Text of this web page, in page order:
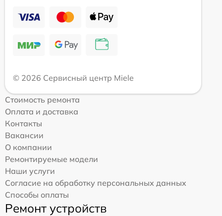
© 2026 Сервисный центр Miele
Стоимость ремонта
Оплата и доставка
Контакты
Вакансии
О компании
Ремонтируемые модели
Наши услуги
Согласие на обработку персональных данных
Способы оплаты
Ремонт устройств